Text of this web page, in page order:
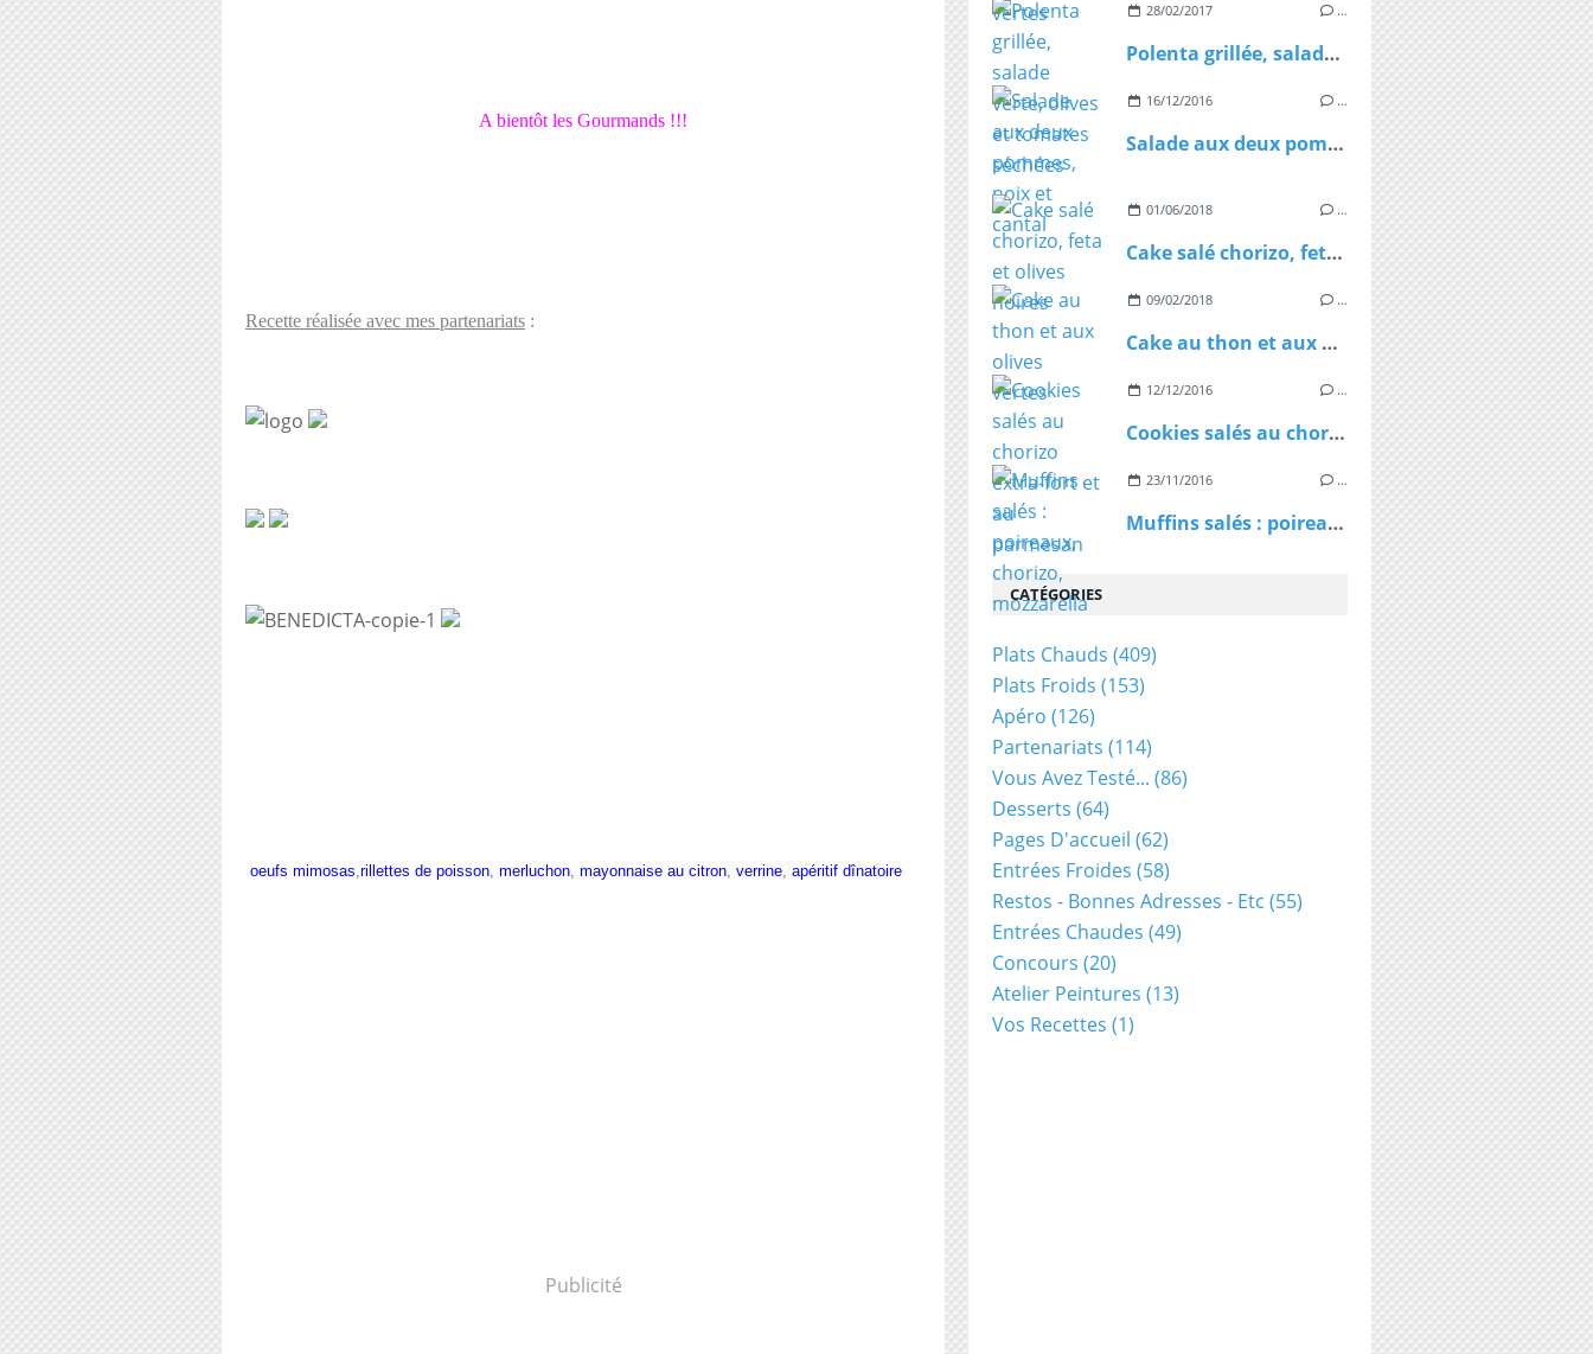
A bientôt les Gourmands !!!
Recette réalisée avec mes partenariats :
oeufs mimosas,rillettes de poisson, merluchon, mayonnaise au citron, verrine, apéritif dînatoire
Publicité
28/02/2017 …
Polenta grillée, salade verte, olives et tomates séchées
16/12/2016 …
Salade aux deux pommes, noix et cantal
01/06/2018 …
Cake salé chorizo, feta et olives noires
09/02/2018 …
Cake au thon et aux olives vertes
12/12/2016 …
Cookies salés au chorizo extra-fort et au parmesan
23/11/2016 …
Muffins salés : poireaux, chorizo, mozzarella
CATÉGORIES
Plats Chauds (409)
Plats Froids (153)
Apéro (126)
Partenariats (114)
Vous Avez Testé... (86)
Desserts (64)
Pages D'accueil (62)
Entrées Froides (58)
Restos - Bonnes Adresses - Etc (55)
Entrées Chaudes (49)
Concours (20)
Atelier Peintures (13)
Vos Recettes (1)